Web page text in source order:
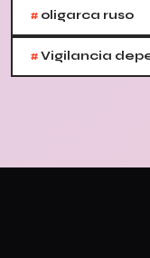
# oligarca ruso
#Vigilancia